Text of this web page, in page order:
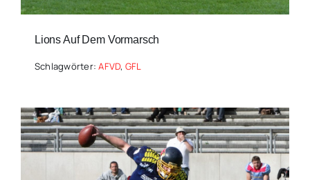
Lions Auf Dem Vormarsch
Schlagwörter:AFVD, GFL